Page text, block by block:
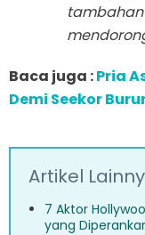
Baca juga :Pria
Demi Seekor
Artikel
7 Aktor
yang